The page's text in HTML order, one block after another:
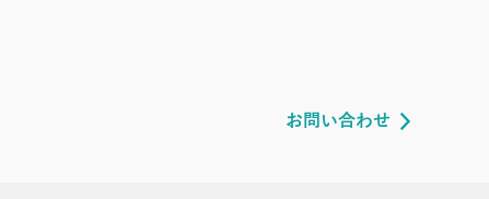
お問い合わせ